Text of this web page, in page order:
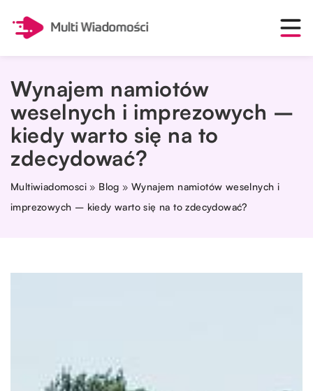
Wynajem namiotów
weselnych i imprezowych –
kiedy warto się na to
zdecydować?
Multiwiadomosci » Blog »Wynajem namiotów weselnych i
imprezowych – kiedy warto się na to zdecydować?